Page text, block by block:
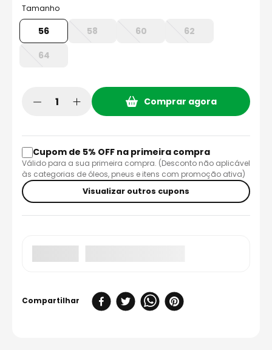
Tamanho
56 58 60
62
64
Comprar agora
Cupom de 5% OFF na primeira compra
Válido para a sua primeira compra. (Desconto não aplicável
às categorias de óleos, pneus e itens com promoção ativa)
Visualizar outros cupons